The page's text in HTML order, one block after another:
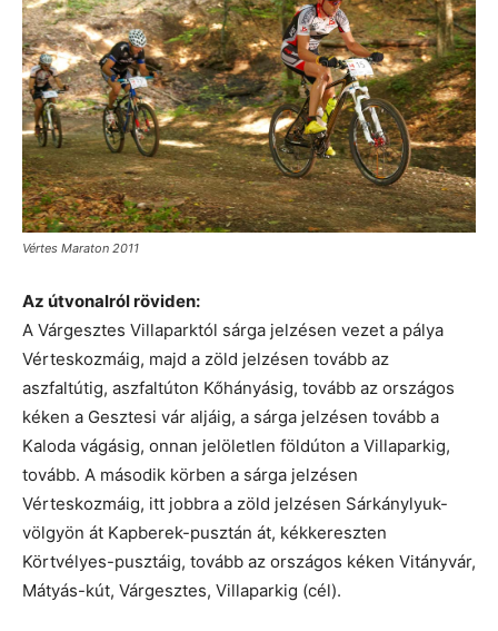
Vértes Maraton 2011
Az útvonalról röviden:
A Várgesztes Villaparktól sárga jelzésen vezet a pálya
Vérteskozmáig, majd a zöld jelzésen tovább az
aszfaltútig, aszfaltúton Kőhányásig, tovább az országos
kéken a Gesztesi vár aljáig, a sárga jelzésen tovább a
Kaloda vágásig, onnan jelöletlen földúton a Villaparkig,
tovább. A második körben a sárga jelzésen
Vérteskozmáig, itt jobbra a zöld jelzésen Sárkánylyuk-
völgyön át Kapberek-pusztán át, kékkereszten
Körtvélyes-pusztáig, tovább az országos kéken Vitányvár,
Mátyás-kút, Várgesztes, Villaparkig (cél).